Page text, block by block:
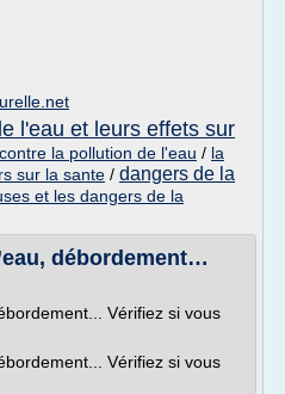
l'eau et leurs effets sur
la pollution de l'eau / la
sur la sante / dangers de la
et les dangers de la
débordement…
Vérifiez si vous
Vérifiez si vous